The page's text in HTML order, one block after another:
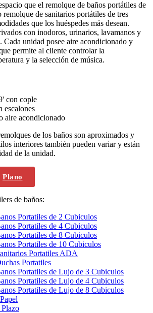
que el remolque de baños portátiles de
de sanitarios portátiles de tres
que los huéspedes más desean.
con inodoros, urinarios, lavamanos y
Cada unidad posee aire acondicionado y
permite al cliente controlar la
y la selección de música.
con cople
escalones
aire acondicionado
de los baños son aproximados y
interiores también pueden variar y están
de la unidad.
Plano
de baños:
Portatiles de 2 Cubiculos
Portatiles de 4 Cubiculos
Portatiles de 8 Cubiculos
Portatiles de 10 Cubiculos
Portatiles ADA
Portatiles
Portatiles de Lujo de 3 Cubiculos
Portatiles de Lujo de 4 Cubiculos
Portatiles de Lujo de 8 Cubiculos